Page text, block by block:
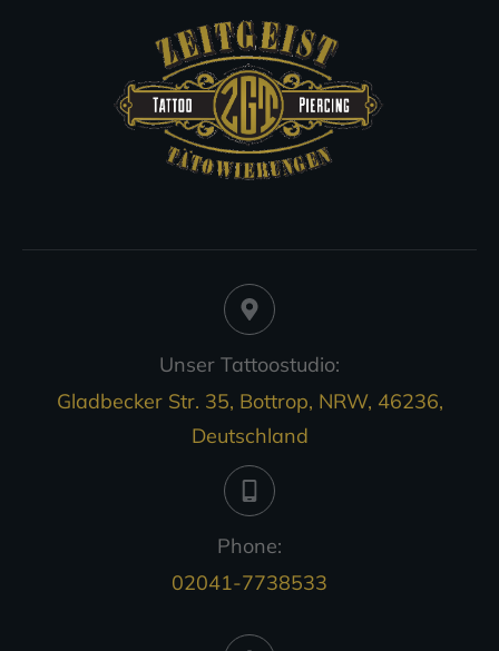
Unser Tattoostudio:
Gladbecker Str. 35, Bottrop, NRW, 46236,
Deutschland
Phone:
02041-7738533